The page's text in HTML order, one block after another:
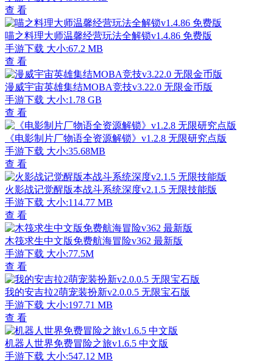
查 看
喵之料理大师温馨经营玩法全解锁v1.4.86 免费版
手游下载 大小:67.2 MB
查 看
漫威宇宙英雄集结MOBA竞技v3.22.0 无限金币版
手游下载 大小:1.78 GB
查 看
《电影制片厂物语全资源解锁》v1.2.8 无限研究点版
手游下载 大小:35.68MB
查 看
火影战记觉醒版本战斗系统深度v2.1.5 无限技能版
手游下载 大小:114.77 MB
查 看
木筏求生中文版免费航海冒险v362 最新版
手游下载 大小:77.5M
查 看
我的安吉拉2萌宠装扮新v2.0.0.5 无限宝石版
手游下载 大小:197.71 MB
查 看
机器人世界免费冒险之旅v1.6.5 中文版
手游下载 大小:547.12 MB